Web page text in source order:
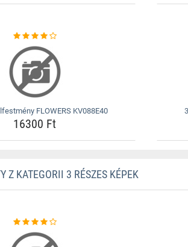
FLOWERS KV088E40
16300 Ft
Z KATEGORII 3 RÉSZES KÉPEK